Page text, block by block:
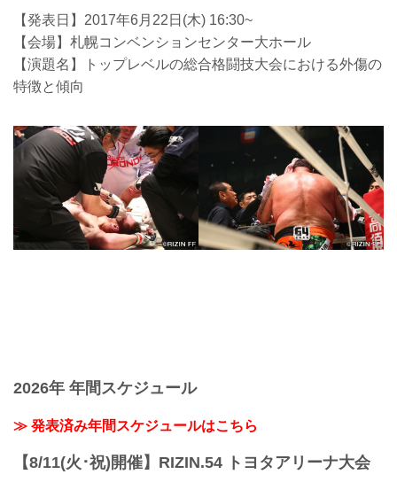
【発表日】2017年6月22日(木) 16:30~
【会場】札幌コンベンションセンター大ホール
【演題名】トップレベルの総合格闘技大会における外傷の
特徴と傾向
2026年 年間スケジュール
≫ 発表済み年間スケジュールはこちら
【8/11(火･祝)開催】RIZIN.54 トヨタアリーナ大会